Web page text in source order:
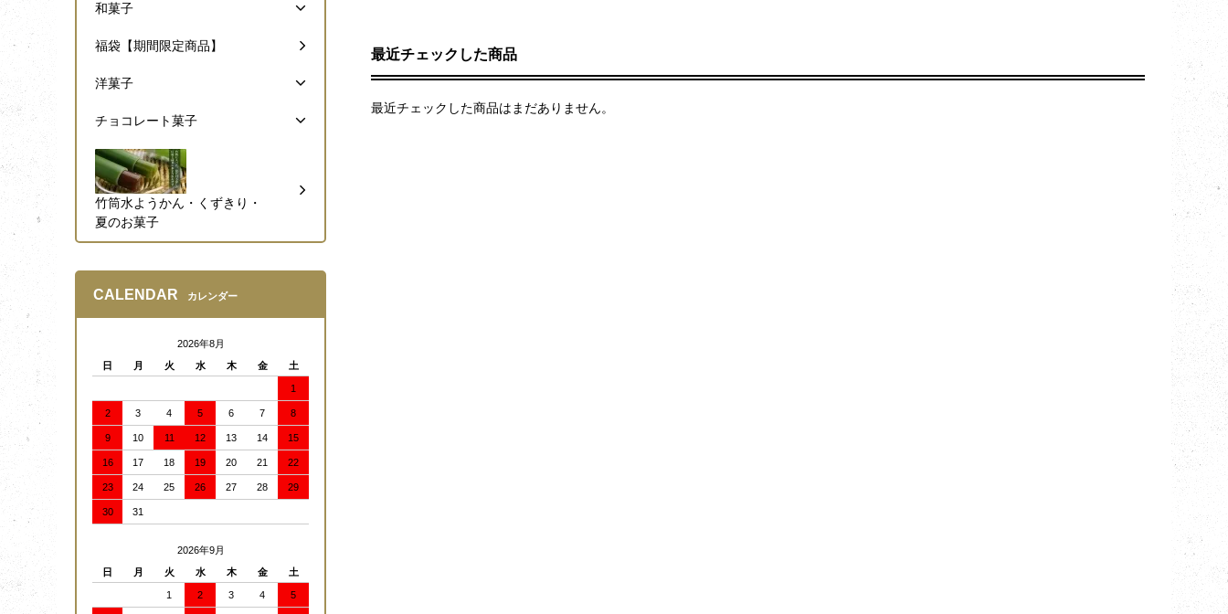
最近チェックした商品
最近チェックした商品はまだありません。
和菓子
福袋【期間限定商品】
洋菓子
チョコレート菓子
竹筒水ようかん・くずきり・
夏のお菓子
CALENDAR カレンダー
2026年8月
日
月 火 水 木 金 土
1
2 3 4 5 6 7 8
9 10 11 12 13 14 15
16 17 18 19 20 21 22
23 24 25 26 27 28 29
30 31
2026年9月
日
月 火 水 木 金 土
1 2 3 4 5